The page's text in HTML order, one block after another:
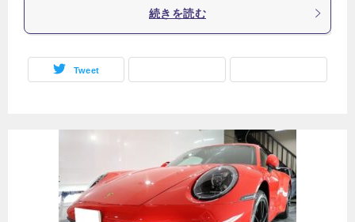
続きを読む
Tweet